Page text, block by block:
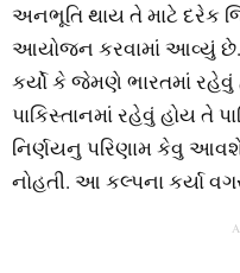
અનભૂતિ થાય તે માટે દરેક
આયોજન કરવામાં આવ્યું છે.
કર્યો કે જેમણે ભારતમાં
પાકિસ્તાનમાં રહેવું હોય તે
નિર્ણયનુ પરિણામ કેવુ
નોહતી. આ કલ્પના કર્યા